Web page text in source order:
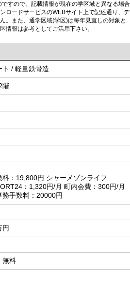
ですので、記載情報が現在の学区域と異なる場合
ロードサービスのWEBサイト上で記述通り、デ
。また、通学区域(学区)は毎年見直しの対象と
情報は参考としてご活用下さい。
ト / 軽量鉄骨造
階
料：19,800円 シャーメゾンライフ
：1,320円/月 町内会費：300円/月
務手数料：20000円
円
料